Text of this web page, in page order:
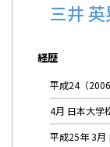
三井 英
経歴
平成24（
4月 日本大学
平成25年 3月